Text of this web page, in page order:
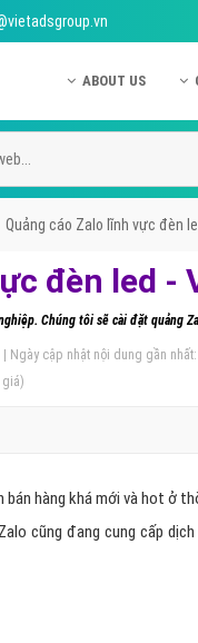
ABOUT US
Chính sách bảo
Quảng cáo Zalo lĩnh vực đèn
đèn led -
Chúng tôi sẽ cài đặt
| Ngày cập nhật nội dung gần nhất:
giá)
bán hàng khá mới và hot ở
cũng đang cung cấp